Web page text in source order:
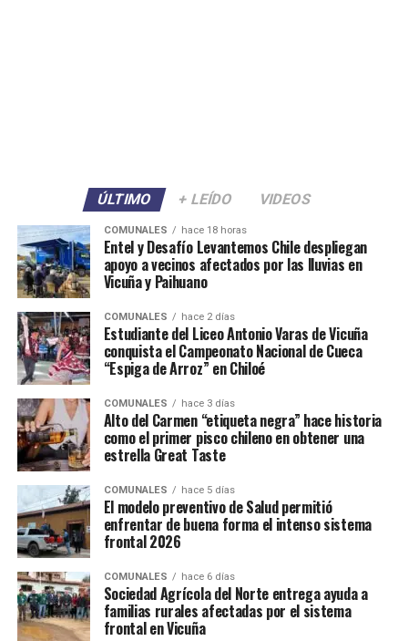
ÚLTIMO + LEÍDO VIDEOS
COMUNALES hace 18 horas
Entel y Desafío Levantemos Chile despliegan
apoyo a vecinos afectados por las lluvias en
Vicuña y Paihuano
COMUNALES hace 2 días
Estudiante del Liceo Antonio Varas de Vicuña
conquista el Campeonato Nacional de Cueca
“Espiga de Arroz” en Chiloé
COMUNALES hace 3 días
Alto del Carmen “etiqueta negra” hace historia
como el primer pisco chileno en obtener una
estrella Great Taste
COMUNALES hace 5 días
El modelo preventivo de Salud permitió
enfrentar de buena forma el intenso sistema
frontal 2026
COMUNALES hace 6 días
Sociedad Agrícola del Norte entrega ayuda a
familias rurales afectadas por el sistema
frontal en Vicuña